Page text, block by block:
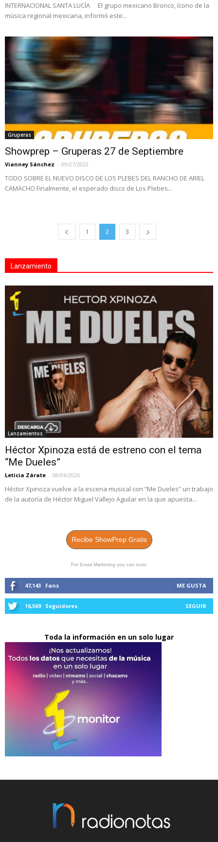
INTERNACIONAL SANTA LUCÍA El grupo mexicano Bronco, ícono de la
música regional mexicana, informó este...
Gruperas
Showprep – Gruperas 27 de Septiembre
Vianney Sánchez - 09/27/2022
TODO SOBRE EL NUEVO DISCO DE LOS PLEBES DEL RANCHO DE ARIEL
CAMACHO Finalmente, el esperado disco de Los Plebes...
1 2 3
Lanzamiento
Lanzamientos
Héctor Xpinoza está de estreno con el tema
“Me Dueles”
Leticia Zárate - 08/06/2026
Héctor Xpinoza vuelve a la escena musical con “Me Dueles” un trabajo
de la autoría de Héctor Miguel Vallejo Aguilar en la que apuesta...
Recibe ShowPrep Gratis
For Email Marketing you can trust.
47,143 Fans ME GUSTA
16,569 Seguidores SEGUIR
Toda la información en un solo lugar